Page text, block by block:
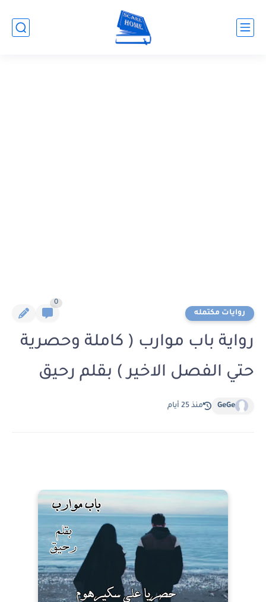
روايات مكتمله
0
رواية باب موارب ( كاملة وحصرية
حتي الفصل الاخير ) بقلم رحيق
GeGe منذ 25 أيام